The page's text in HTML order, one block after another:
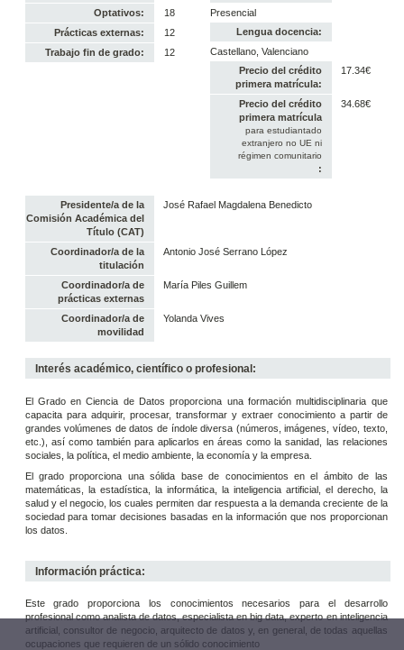
Optativos:
18
Prácticas externas:
12
Trabajo fin de grado:
12
Presencial
Lengua docencia:
Castellano, Valenciano
Precio del crédito
primera matrícula:
17.34€
Precio del crédito
primera matrícula
para estudiantado
extranjero no UE ni
régimen comunitario
:
34.68€
Presidente/a de la
Comisión Académica del
Título (CAT)
José Rafael Magdalena Benedicto
Coordinador/a de la
titulación
Antonio José Serrano López
Coordinador/a de
prácticas externas
María Piles Guillem
Coordinador/a de
movilidad
Yolanda Vives
Interés académico, científico o profesional:
El Grado en Ciencia de Datos proporciona una formación multidisciplinaria que
capacita para adquirir, procesar, transformar y extraer conocimiento a partir de
grandes volúmenes de datos de índole diversa (números, imágenes, vídeo, texto,
etc.), así como también para aplicarlos en áreas como la sanidad, las relaciones
sociales, la política, el medio ambiente, la economía y la empresa.
El grado proporciona una sólida base de conocimientos en el ámbito de las
matemáticas, la estadística, la informática, la inteligencia artificial, el derecho, la
salud y el negocio, los cuales permiten dar respuesta a la demanda creciente de la
sociedad para tomar decisiones basadas en la información que nos proporcionan
los datos.
Información práctica:
Este grado proporciona los conocimientos necesarios para el desarrollo
profesional como analista de datos, especialista en big data, experto en inteligencia
artificial, consultor de negocio, arquitecto de datos y, en general, de todas aquellas
ocupaciones que requieren de un sólido conocimiento